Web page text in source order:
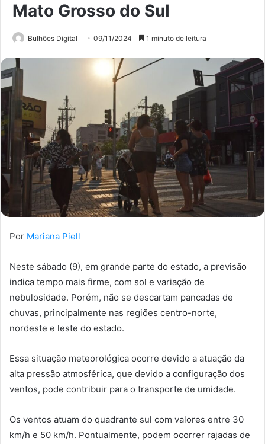
Mato Grosso do Sul
Bulhões Digital 09/11/2024 1 minuto de leitura
Por Mariana Piell
Neste sábado (9), em grande parte do estado, a previsão
indica tempo mais firme, com sol e variação de
nebulosidade. Porém, não se descartam pancadas de
chuvas, principalmente nas regiões centro-norte,
nordeste e leste do estado.
Essa situação meteorológica ocorre devido a atuação da
alta pressão atmosférica, que devido a configuração dos
ventos, pode contribuir para o transporte de umidade.
Os ventos atuam do quadrante sul com valores entre 30
km/h e 50 km/h. Pontualmente, podem ocorrer rajadas de